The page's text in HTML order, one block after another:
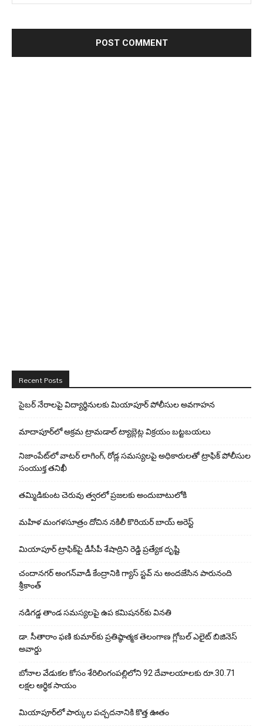
Recent Posts
సైబర్ నేరాలపై విద్యార్థినులకు మియాపూర్ పోలీసుల అవగాహన
మాదాపూర్‌లో అక్రమ ట్రామడాల్ ట్యాబ్లెట్ల విక్రయం బట్టబయలు
నిజాంపేట్‌లో వాటర్ లాగింగ్, రోడ్ల సమస్యలపై అధికారులతో ట్రాఫిక్ పోలీసుల
సంయుక్త తనిఖీ
తమ్మిడికుంట చెరువు త్వరలో ప్రజలకు అందుబాటులోకి
మహిళ మంగళసూత్రం దోచిన నకిలీ కొరియర్ బాయ్ అరెస్ట్
మియాపూర్ ట్రాఫిక్‌పై డీసీపీ శేషాద్రిని రెడ్డి ప్రత్యేక దృష్టి
చందానగర్ అంగన్‌వాడీ కేంద్రానికి గ్యాస్ స్టవ్ ను అందజేసిన పారునంది
శ్రీకాంత్
నడిగడ్డ తాండ సమస్యలపై ఉప కమిషనర్‌కు వినతి
డా. సీతారాం ఫణి కుమార్‌కు ప్రతిష్ఠాత్మక తెలంగాణ గ్లోబల్ ఎలైట్ బిజినెస్
అవార్డు
బోనాల వేడుకల కోసం శేరిలింగంపల్లిలోని 92 దేవాలయాలకు రూ.30.71
లక్షల ఆర్థిక సాయం
మియాపూర్‌లో పార్కుల పచ్చదనానికి కొత్త ఊతం